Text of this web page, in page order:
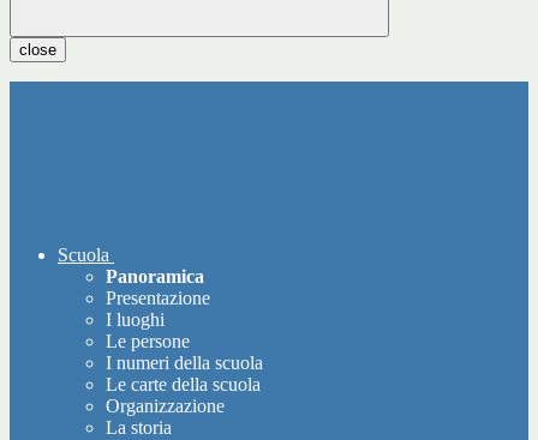
close
Scuola
Panoramica
Presentazione
I luoghi
Le persone
I numeri della scuola
Le carte della scuola
Organizzazione
La storia